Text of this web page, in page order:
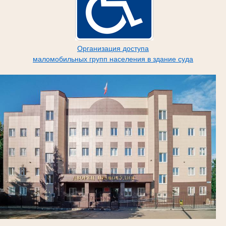
Организация доступа
маломобильных групп населения в здание суда